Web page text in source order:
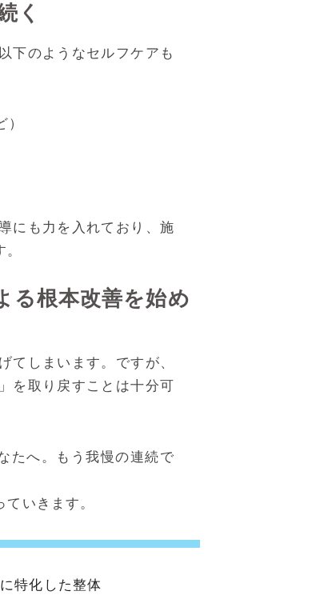
く
下のようなセルフケアも
にも力を入れており、施
る根本改善を始め
てしまいます。ですが、
を取り戻すことは十分可
たへ。もう我慢の連続で
いきます。
特化した整体